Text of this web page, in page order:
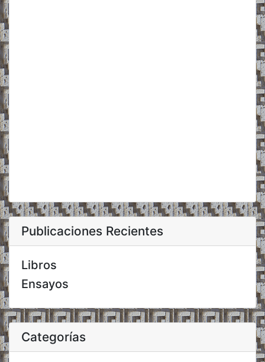
Publicaciones Recientes
Libros
Ensayos
Categorías